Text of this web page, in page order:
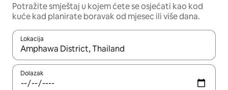
Potražite smještaj u kojem ćete se osjećati kao kod
kuće kad planirate boravak od mjesec ili više dana.
Lokacija
Kada budu dostupni rezultati, moći ćete ih pregledati
Dolazak